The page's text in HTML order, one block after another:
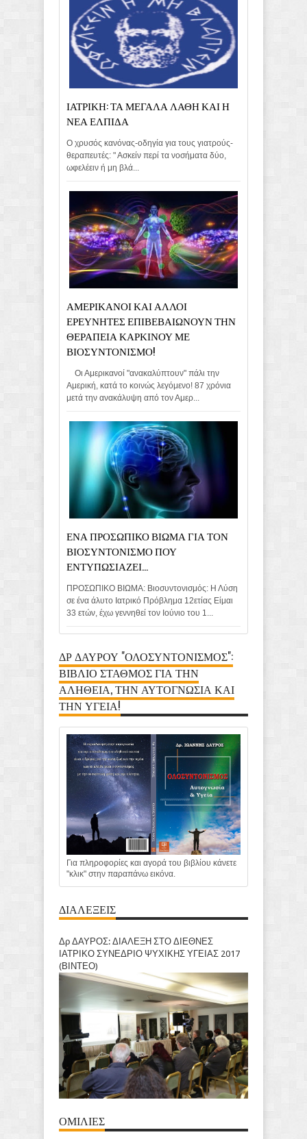
ΙΑΤΡΙΚΗ: ΤΑ ΜΕΓΑΛΑ ΛΑΘΗ ΚΑΙ Η
ΝΕΑ ΕΛΠΙΔΑ
Ο χρυσός κανόνας-οδηγία για τους γιατρούς-
θεραπευτές: " Ασκείν περί τα νοσήματα δύο,
ωφελέειν ή μη βλά...
ΑΜΕΡΙΚΑΝΟΙ ΚΑΙ ΑΛΛΟΙ
ΕΡΕΥΝΗΤΕΣ ΕΠΙΒΕΒΑΙΩΝΟΥΝ ΤΗΝ
ΘΕΡΑΠΕΙΑ ΚΑΡΚΙΝΟΥ ΜΕ
ΒΙΟΣΥΝΤΟΝΙΣΜΟ!
Οι Αμερικανοί "ανακαλύπτουν" πάλι την
Αμερική, κατά το κοινώς λεγόμενο! 87 χρόνια
μετά την ανακάλυψη από τον Αμερ...
ΕΝΑ ΠΡΟΣΩΠΙΚΟ ΒΙΩΜΑ ΓΙΑ ΤΟΝ
ΒΙΟΣΥΝΤΟΝΙΣΜΟ ΠΟΥ
ΕΝΤΥΠΩΣΙΑΖΕΙ...
ΠΡΟΣΩΠΙΚΟ ΒΙΩΜΑ: Βιοσυντονισμός: Η Λύση
σε ένα άλυτο Ιατρικό Πρόβλημα 12ετίας Είμαι
33 ετών, έχω γεννηθεί τον Ιούνιο του 1...
ΔΡ ΔΑΥΡΟΥ "ΟΛΟΣΥΝΤΟΝΙΣΜΟΣ":
ΒΙΒΛΙΟ ΣΤΑΘΜΟΣ ΓΙΑ ΤΗΝ
ΑΛΗΘΕΙΑ, ΤΗΝ ΑΥΤΟΓΝΩΣΙΑ ΚΑΙ
ΤΗΝ ΥΓΕΙΑ!
Για πληροφορίες και αγορά του βιβλίου κάνετε
"κλικ" στην παραπάνω εικόνα.
ΔΙΑΛΕΞΕΙΣ
Δρ ΔΑΥΡΟΣ: ΔΙΑΛΕΞΗ ΣΤΟ ΔΙΕΘΝΕΣ
ΙΑΤΡΙΚΟ ΣΥΝΕΔΡΙΟ ΨΥΧΙΚΗΣ ΥΓΕΙΑΣ 2017
(ΒΙΝΤΕΟ)
ΟΜΙΛΙΕΣ